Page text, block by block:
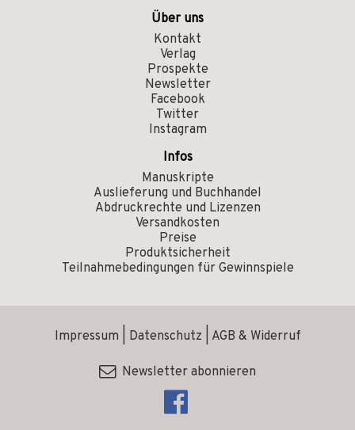
Über uns
Kontakt
Verlag
Prospekte
Newsletter
Facebook
Twitter
Instagram
Infos
Manuskripte
Auslieferung und Buchhandel
Abdruckrechte und Lizenzen
Versandkosten
Preise
Produktsicherheit
Teilnahmebedingungen für Gewinnspiele
Impressum Datenschutz AGB & Widerruf
Newsletter abonnieren